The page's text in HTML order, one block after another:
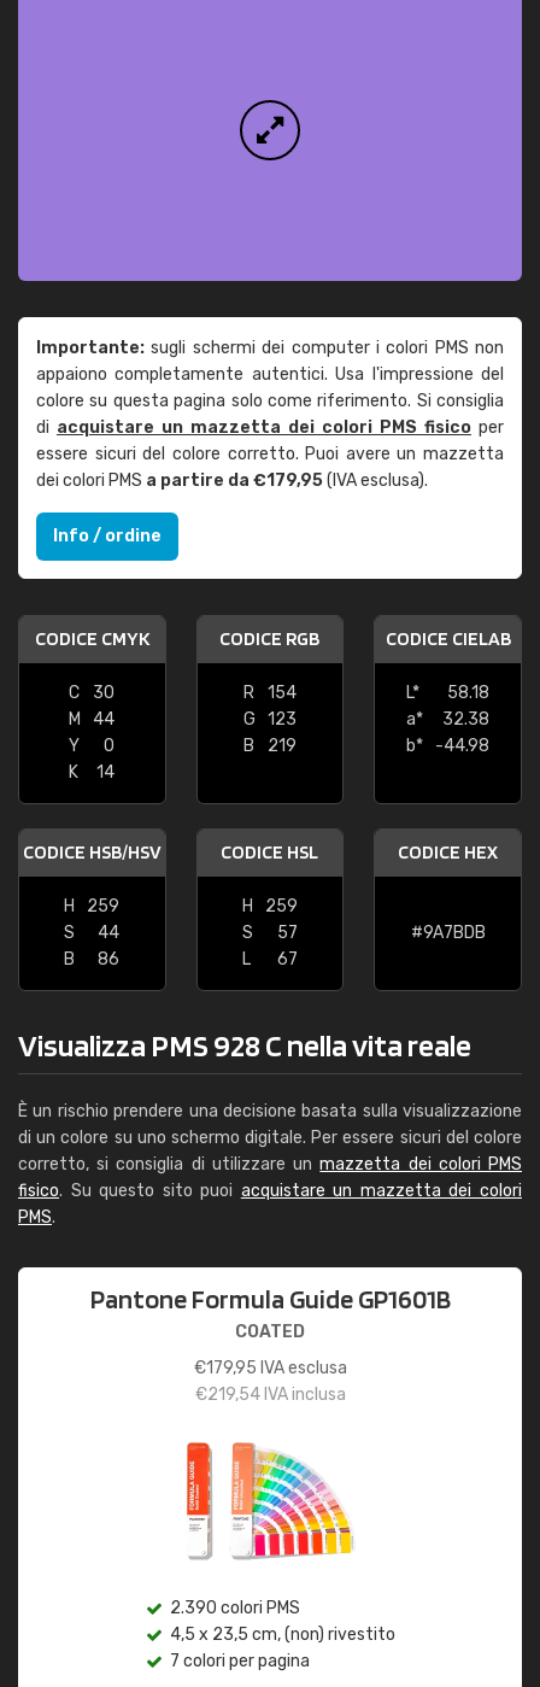
Importante: sugli schermi dei computer i colori PMS non
appaiono completamente autentici. Usa l'impressione del
colore su questa pagina solo come riferimento. Si consiglia
di acquistare un mazzetta dei colori PMS fisico per
essere sicuri del colore corretto. Puoi avere un mazzetta
dei colori PMS a partire da €179,95(IVA esclusa).
Info / ordine
CODICE CMYK
C
30
M
44
Y
0
K
14
CODICE RGB
R
154
G
123
B
219
CODICE CIELAB
L*
58.18
a*
32.38
b*
-44.98
CODICE HSB/HSV
H
259
S
44
B
86
CODICE HSL
H
259
S
57
L
67
CODICE HEX
#9A7BDB
Visualizza PMS 928 C nella vita reale
È un rischio prendere una decisione basata sulla visualizzazione
di un colore su uno schermo digitale. Per essere sicuri del colore
corretto, si consiglia di utilizzare unmazzetta dei colori PMS
fisico. Su questo sito puoi acquistare un mazzetta dei colori
PMS.
Pantone Formula Guide GP1601B
COATED
€179,95 IVA esclusa
€219,54IVA inclusa
2.390 colori PMS
4,5 x 23,5 cm, (non) rivestito
7 colori per pagina